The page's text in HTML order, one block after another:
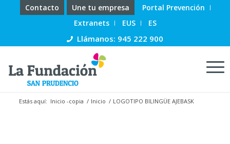
Contacto Une tu empresa
Portal Prevención
Extranets
EUS ES
Llámanos: 945 222 900
Estás aquí: Inicio -copia / Inicio / LOGOTIPO BILINGÜE AJEBASK